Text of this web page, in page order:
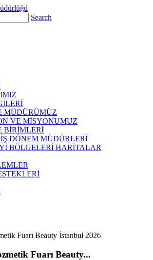
Search
MÜDÜRÜMÜZ
VE MİSYONUMUZ
BİRİMLERİ
DÖNEM MÜDÜRLERİ
BÖLGELERİ HARİTALAR
Fuarı Beauty...